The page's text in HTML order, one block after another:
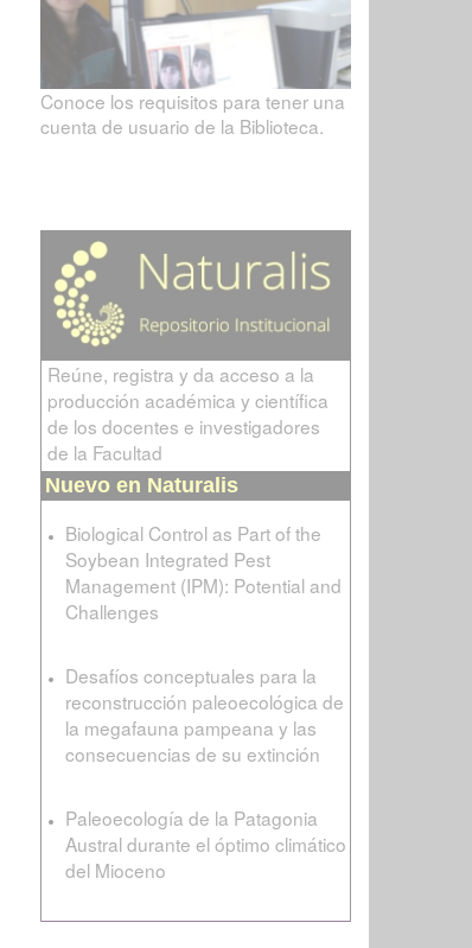
Conoce los requisitos para tener una
cuenta de usuario de la Biblioteca.
Reúne, registra y da acceso a la
producción académica y científica
de los docentes e investigadores
de la Facultad
Nuevo en Naturalis
Biological Control as Part of the
Soybean Integrated Pest
Management (IPM): Potential and
Challenges
Desafíos conceptuales para la
reconstrucción paleoecológica de
la megafauna pampeana y las
consecuencias de su extinción
Paleoecología de la Patagonia
Austral durante el óptimo climático
del Mioceno